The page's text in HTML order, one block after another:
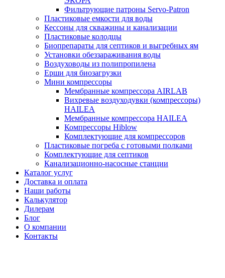
Фильтрующие патроны Servo-Patron
Пластиковые емкости для воды
Кессоны для скважины и канализации
Пластиковые колодцы
Биопрепараты для септиков и выгребных ям
Установки обеззараживания воды
Воздуховоды из полипропилена
Ерши для биозагрузки
Мини компрессоры
Мембранные компрессора AIRLAB
Вихревые воздуходувки (компрессоры)
HAILEA
Мембранные компрессора HAILEA
Компрессоры Hiblow
Комплектующие для компрессоров
Пластиковые погреба с готовыми полками
Комплектующие для септиков
Канализационно-насосные станции
Каталог услуг
Доставка и оплата
Наши работы
Калькулятор
Дилерам
Блог
О компании
Контакты